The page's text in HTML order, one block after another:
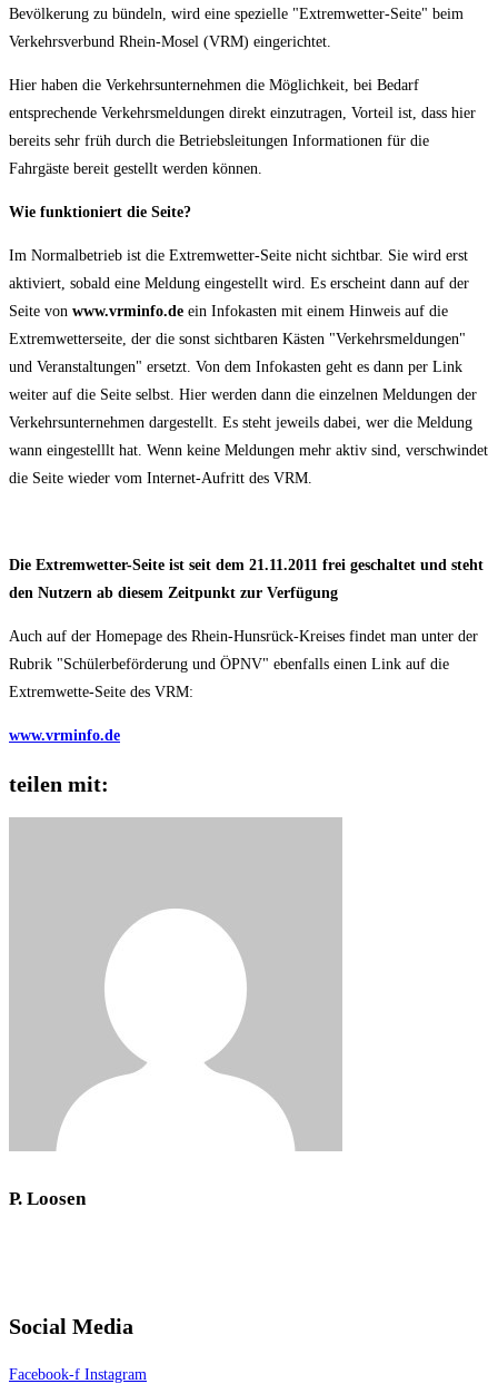
Bevölkerung zu bündeln, wird eine spezielle "Extremwetter-Seite" beim
Verkehrsverbund Rhein-Mosel (VRM) eingerichtet.
Hier haben die Verkehrsunternehmen die Möglichkeit, bei Bedarf
entsprechende Verkehrsmeldungen direkt einzutragen, Vorteil ist, dass hier
bereits sehr früh durch die Betriebsleitungen Informationen für die
Fahrgäste bereit gestellt werden können.
Wie funktioniert die Seite?
Im Normalbetrieb ist die Extremwetter-Seite nicht sichtbar. Sie wird erst
aktiviert, sobald eine Meldung eingestellt wird. Es erscheint dann auf der
Seite von www.vrminfo.de ein Infokasten mit einem Hinweis auf die
Extremwetterseite, der die sonst sichtbaren Kästen "Verkehrsmeldungen"
und Veranstaltungen" ersetzt. Von dem Infokasten geht es dann per Link
weiter auf die Seite selbst. Hier werden dann die einzelnen Meldungen der
Verkehrsunternehmen dargestellt. Es steht jeweils dabei, wer die Meldung
wann eingestelllt hat. Wenn keine Meldungen mehr aktiv sind, verschwindet
die Seite wieder vom Internet-Aufritt des VRM.
Die Extremwetter-Seite ist seit dem 21.11.2011 frei geschaltet und steht
den Nutzern ab diesem Zeitpunkt zur Verfügung
Auch auf der Homepage des Rhein-Hunsrück-Kreises findet man unter der
Rubrik "Schülerbeförderung und ÖPNV" ebenfalls einen Link auf die
Extremwette-Seite des VRM:
www.vrminfo.de
teilen mit:
P. Loosen
Social Media
Facebook-f Instagram